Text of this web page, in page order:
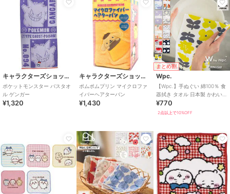
キャラクターズショップ ラフラフ
ポケットモンスター バスタオ
ル ゲンガー
¥1,320
キャラクターズショップ ラフラフ
ポムポムプリン マイクロファ
イバーヘアターバン
¥1,430
まとめ割
Wpc.
【Wpc.】手ぬぐい 綿100％ 食
器拭き タオル 日本製 かわいい
おしゃれ
¥770
2点以上で10%OFF